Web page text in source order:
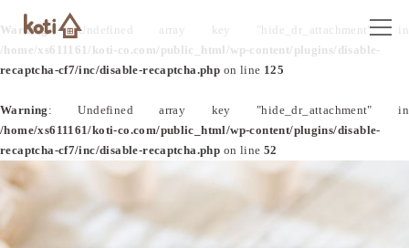
Warning: Undefined array key "hide_dr_attachment" in
/home/xs611161/koti-co.com/public_html/wp-content/plugins/disable-
recaptcha-cf7/inc/disable-recaptcha.php on line 125
Warning : Undefined array key "hide_dr_attachment" in
/home/xs611161/koti-co.com/public_html/wp-content/plugins/disable-
recaptcha-cf7/inc/disable-recaptcha.php on line 52